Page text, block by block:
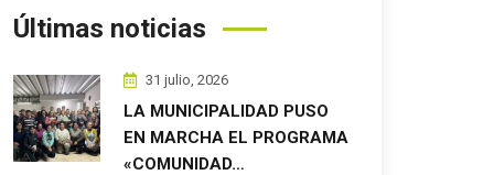
Últimas noticias
31 julio, 2026
LA MUNICIPALIDAD PUSO
EN MARCHA EL PROGRAMA
«COMUNIDAD…